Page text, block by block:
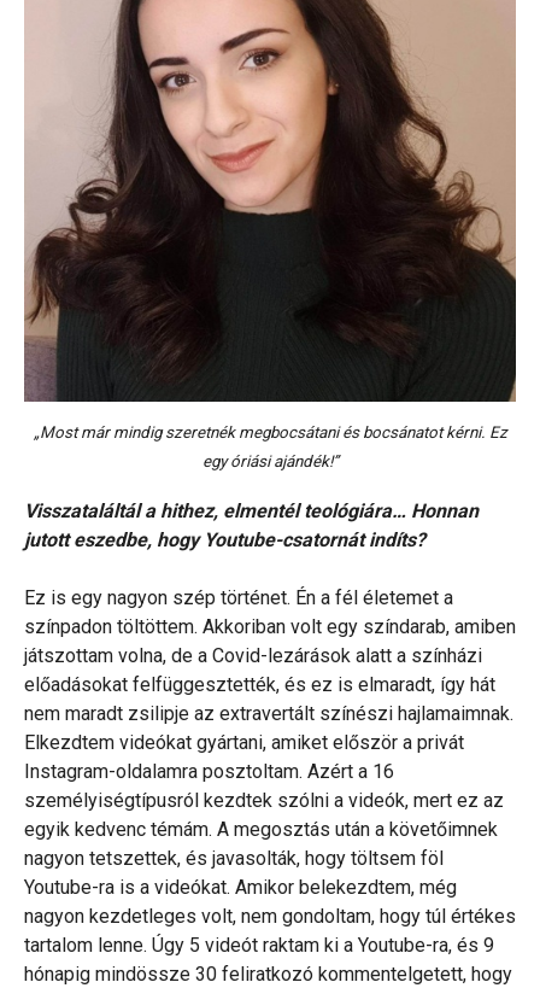
„Most már mindig szeretnék megbocsátani és bocsánatot kérni. Ez
egy óriási ajándék!”
Visszataláltál a hithez, elmentél teológiára… Honnan
jutott eszedbe, hogy Youtube-csatornát indíts?
Ez is egy nagyon szép történet. Én a fél életemet a
színpadon töltöttem. Akkoriban volt egy színdarab, amiben
játszottam volna, de a Covid-lezárások alatt a színházi
előadásokat felfüggesztették, és ez is elmaradt, így hát
nem maradt zsilipje az extravertált színészi hajlamaimnak.
Elkezdtem videókat gyártani, amiket először a privát
Instagram-oldalamra posztoltam. Azért a 16
személyiségtípusról kezdtek szólni a videók, mert ez az
egyik kedvenc témám. A megosztás után a követőimnek
nagyon tetszettek, és javasolták, hogy töltsem föl
Youtube-ra is a videókat. Amikor belekezdtem, még
nagyon kezdetleges volt, nem gondoltam, hogy túl értékes
tartalom lenne. Úgy 5 videót raktam ki a Youtube-ra, és 9
hónapig mindössze 30 feliratkozó kommentelgetett, hogy